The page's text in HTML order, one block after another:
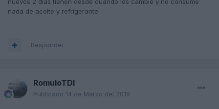
nuevos 2 días tienen desde cuando los cambie y no consume
nada de aceite y refrigerante
Responder
RomuloTDI
Publicado 14 de Marzo del 2019